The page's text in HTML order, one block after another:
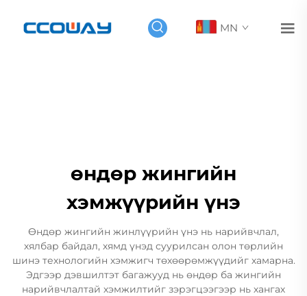
MN
өндөр жингийн
хэмжүүрийн үнэ
Өндөр жингийн жинлүүрийн үнэ нь нарийвчлал,
хялбар байдал, хямд үнэд суурилсан олон төрлийн
шинэ технологийн хэмжигч төхөөрөмжүүдийг хамарна.
Эдгээр дэвшилтэт багажууд нь өндөр ба жингийн
нарийвчлалтай хэмжилтийг зэрэгцээгээр нь хангах